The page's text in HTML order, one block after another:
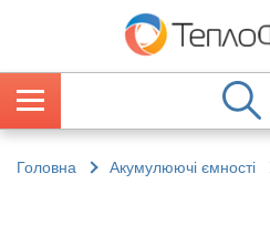
Головна Акумулюючі ємності